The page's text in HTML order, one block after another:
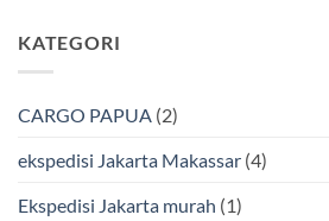
Bmp
Cargo
Laut
Bersama
&
pada
Ekspedisi
Laut
BMP
KATEGORI
CARGO PAPUA (2)
ekspedisi Jakarta Makassar (4)
Ekspedisi Jakarta murah (1)